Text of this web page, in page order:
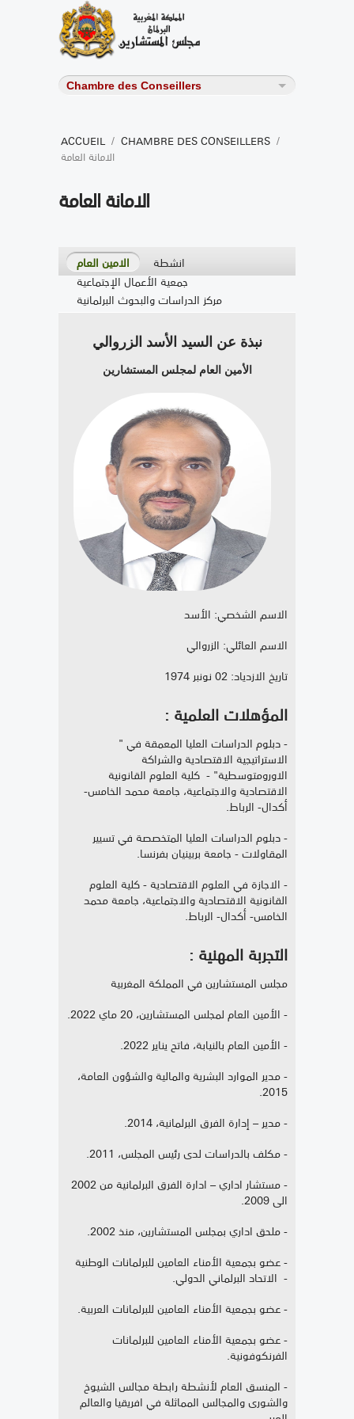
ACCUEIL / CHAMBRE DES CONSEILLERS /
الامانة العامة
الامانة العامة
الامين العام
انشطة
جمعية الأعمال الإجتماعية
مركز الدراسات والبحوث البرلمانية
نبذة عن السيد الأسد الزروالي
الأمين العام لمجلس المستشارين
الاسم الشخصي: الأسد
الاسم العائلي: الزروالي
تاريخ الازدياد: 02 نونبر 1974
المؤهلات العلمية :
- دبلوم الدراسات العليا المعمقة في "
الاستراتيجية الاقتصادية والشراكة
الاورومتوسطية" - كلية العلوم القانونية
الاقتصادية والاجتماعية، جامعة محمد الخامس-
أكدال- الرباط.
- دبلوم الدراسات العليا المتخصصة في تسيير
المقاولات - جامعة بربينيان بفرنسا.
- الاجازة في العلوم الاقتصادية - كلية العلوم
القانونية الاقتصادية والاجتماعية، جامعة محمد
الخامس- أكدال- الرباط.
التجربة المهنية :
مجلس المستشارين في المملكة المغربية
- الأمين العام لمجلس المستشارين، 20 ماي 2022.
- الأمين العام بالنيابة، فاتح يناير 2022.
- مدير الموارد البشرية والمالية والشؤون العامة،
2015.
- مدير – إدارة الفرق البرلمانية، 2014.
- مكلف بالدراسات لدى رئيس المجلس، 2011.
- مستشار اداري – ادارة الفرق البرلمانية من 2002
الى 2009.
- ملحق اداري بمجلس المستشارين، منذ 2002.
- عضو بجمعية الأمناء العامين للبرلمانات الوطنية
- الاتحاد البرلماني الدولي.
- عضو بجمعية الأمناء العامين للبرلمانات العربية.
- عضو بجمعية الأمناء العامين للبرلمانات
الفرنكوفونية.
- المنسق العام لأنشطة رابطة مجالس الشيوخ
والشورى والمجالس المماثلة في افريقيا والعالم